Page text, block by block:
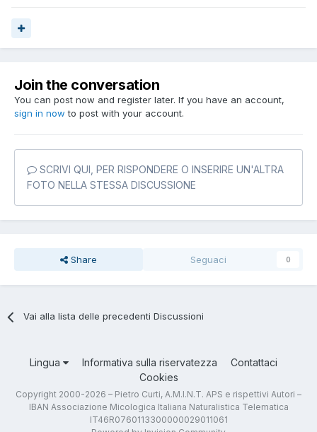
Join the conversation
You can post now and register later. If you have an account,
sign in now to post with your account.
SCRIVI QUI, PER RISPONDERE O INSERIRE UN'ALTRA
FOTO NELLA STESSA DISCUSSIONE
Share Seguaci 0
Vai alla lista delle precedenti Discussioni
Lingua Informativa sulla riservatezza
Contattaci
Cookies
Copyright 2000-2026 – Pietro Curti, A.M.I.N.T. APS e rispettivi Autori –
IBAN Associazione Micologica Italiana Naturalistica Telematica
IT46R0760113300000029011061